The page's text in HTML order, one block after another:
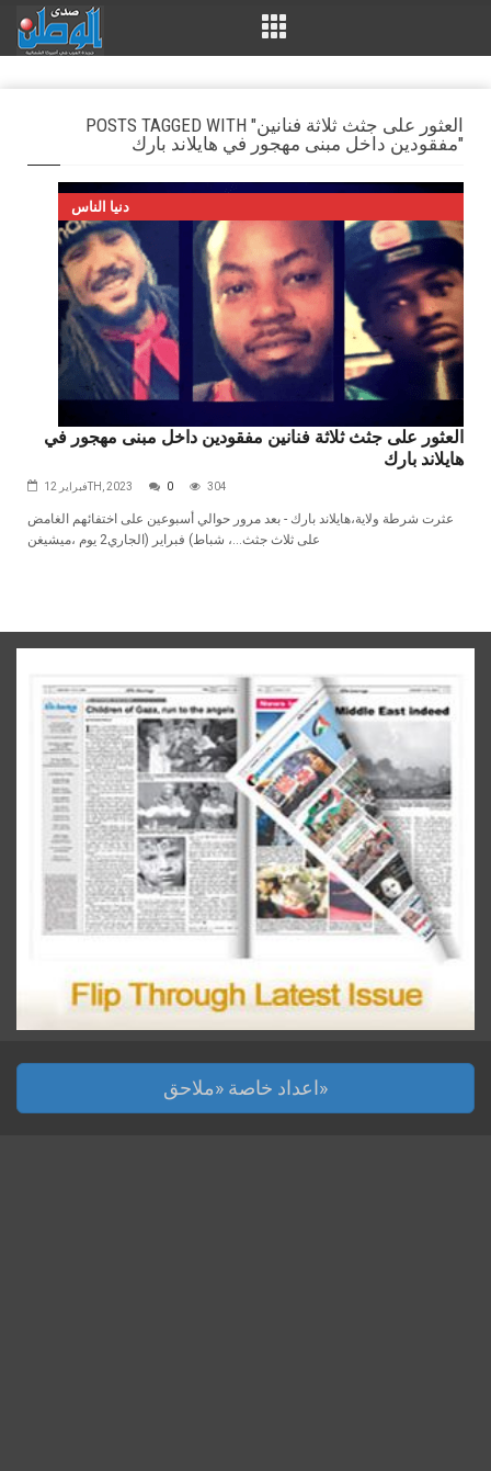
POSTS TAGGED WITH "العثور على جثث ثلاثة فنانين
مفقودين داخل مبنى مهجور في هايلاند بارك"
دنيا الناس
العثور على جثث ثلاثة فنانين مفقودين داخل مبنى مهجور في
هايلاند بارك
فبراير 12TH, 2023 0 304
هايلاند‭ ‬بارك - بعد‭ ‬مرور‭ ‬حوالي‭ ‬أسبوعين‭ ‬على‭ ‬اختفائهم‭ ‬الغامض،‭ ‬عثرت‭ ‬شرطة‭ ‬ولاية‭
اعداد خاصة «ملاحق»